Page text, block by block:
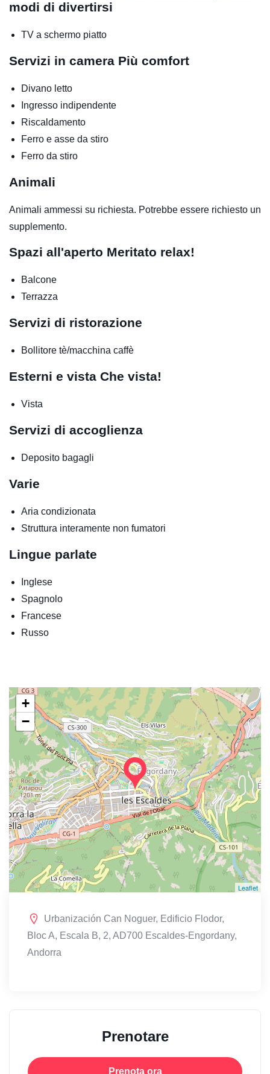
modi di divertirsi
TV a schermo piatto
Servizi in camera Più comfort
Divano letto
Ingresso indipendente
Riscaldamento
Ferro e asse da stiro
Ferro da stiro
Animali
Animali ammessi su richiesta. Potrebbe essere richiesto un
supplemento.
Spazi all'aperto Meritato relax!
Balcone
Terrazza
Servizi di ristorazione
Bollitore tè/macchina caffè
Esterni e vista Che vista!
Vista
Servizi di accoglienza
Deposito bagagli
Varie
Aria condizionata
Struttura interamente non fumatori
Lingue parlate
Inglese
Spagnolo
Francese
Russo
+
−
Leaflet
Urbanización Can Noguer, Edificio Flodor,
Bloc A, Escala B, 2, AD700 Escaldes-Engordany,
Andorra
Prenotare
Prenota ora